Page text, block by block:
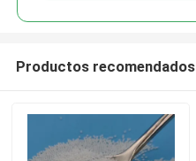
Productos recomendados